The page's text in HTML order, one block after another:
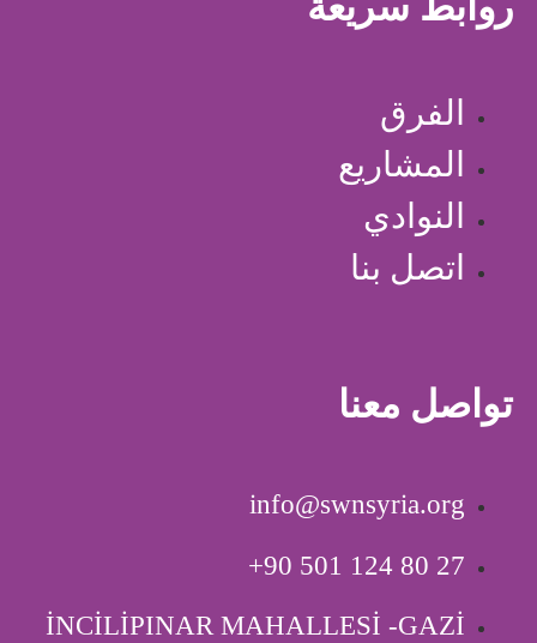
الفرق
المشاريع
النوادي
اتصل بنا
تواصل معنا
info@swnsyria.org
‎+90 501 124 80 27
İNCİLİPINAR MAHALLESİ -GAZİ